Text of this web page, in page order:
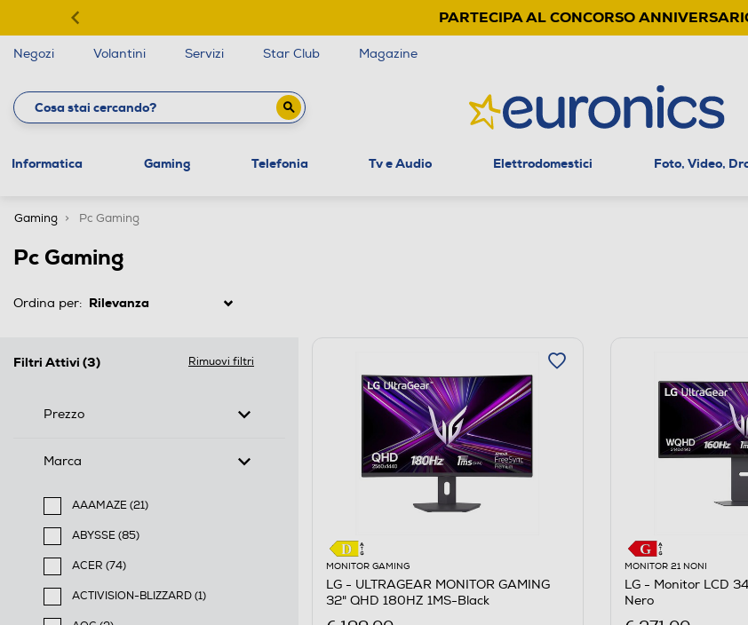
PARTECIPA AL CONCORSO
Negozi Volantini Servizi Star Club Magazine
Informatica Gaming Telefonia Tv e Audio Elettrodomestici Foto, Video,
Gaming Pc Gaming
Pc Gaming
Ordina per:
Filtri Attivi (3) Rimuovi filtri
Prezzo
Marca
AAAMAZE (21)
Filtra per Marca: AAAMAZE
ABYSSE (85)
Filtra per Marca: ABYSSE
ACER (74)
Filtra per Marca: ACER
ACTIVISION-BLIZZARD (1)
Filtra per Marca: ACTIVISION-BLIZZARD
MONITOR GAMING
LG - ULTRAGEAR MONITOR GAMING
32" QHD 180HZ 1MS-Black
MONITOR 21 NONI
LG - Monitor LCD
Nero